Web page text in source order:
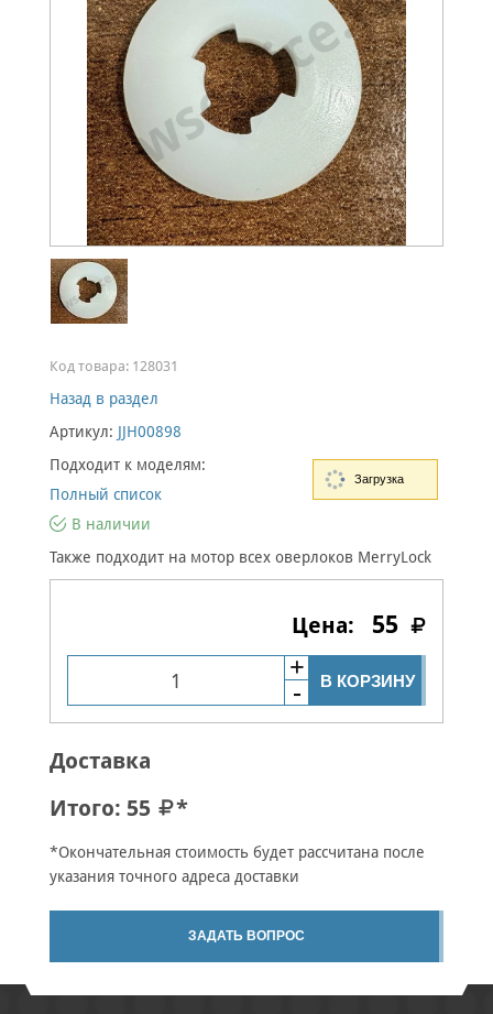
Код товара: 128031
Назад в раздел
Артикул: JJH00898
Подходит к моделям:
Полный список
В наличии
Также подходит на мотор всех оверлоков MerryLock
55
В КОРЗИНУ
Доставка
Итого: 55 *
*Окончательная стоимость будет рассчитана после
указания точного адреса доставки
ЗАДАТЬ ВОПРОС
Загрузка